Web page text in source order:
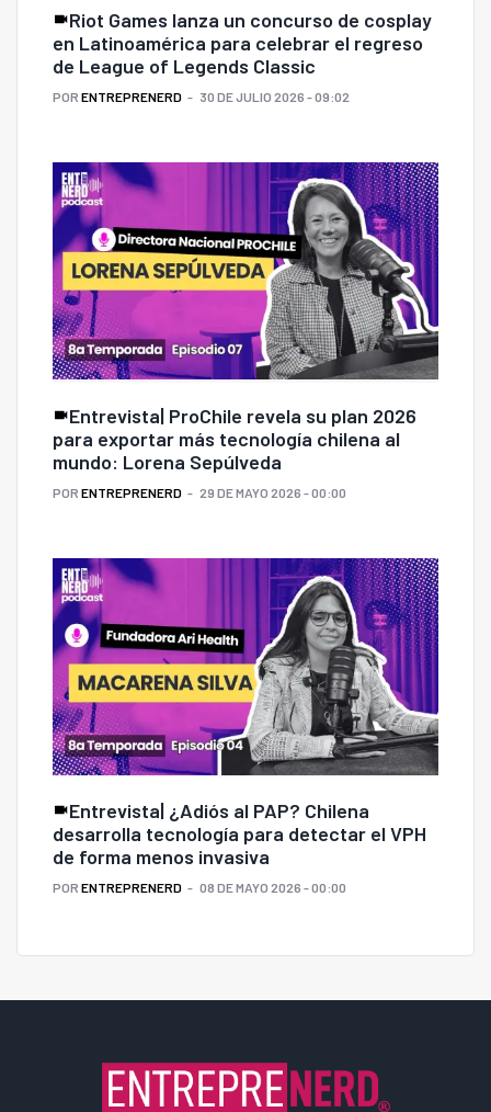
Riot Games lanza un concurso de cosplay
en Latinoamérica para celebrar el regreso
de League of Legends Classic
POR ENTREPRENERD 30 DE JULIO 2026 - 09:02
Entrevista| ProChile revela su plan 2026
para exportar más tecnología chilena al
mundo: Lorena Sepúlveda
POR ENTREPRENERD 29 DE MAYO 2026 - 00:00
Entrevista| ¿Adiós al PAP? Chilena
desarrolla tecnología para detectar el VPH
de forma menos invasiva
POR ENTREPRENERD 08 DE MAYO 2026 - 00:00